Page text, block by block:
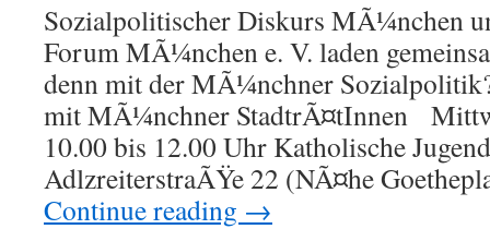
Sozialpolitischer Diskurs MÃ¼nchen
Forum MÃ¼nchen e. V. laden
denn mit der MÃ¼nchner
mit MÃ¼nchner StadtrÃ¤tInnen
10.00 bis 12.00 Uhr Katholische
AdlzreiterstraÃŸe 22 (NÃ¤he
Continue reading →